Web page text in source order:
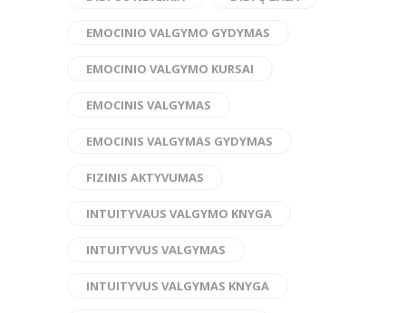
EMOCINIO VALGYMO GYDYMAS
EMOCINIO VALGYMO KURSAI
EMOCINIS VALGYMAS
EMOCINIS VALGYMAS GYDYMAS
FIZINIS AKTYVUMAS
INTUITYVAUS VALGYMO KNYGA
INTUITYVUS VALGYMAS
INTUITYVUS VALGYMAS KNYGA